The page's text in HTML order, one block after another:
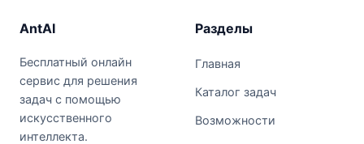
AntAI
Бесплатный онлайн
сервис для решения
задач с помощью
искусственного
интеллекта.
Разделы
Главная
Каталог задач
Возможности